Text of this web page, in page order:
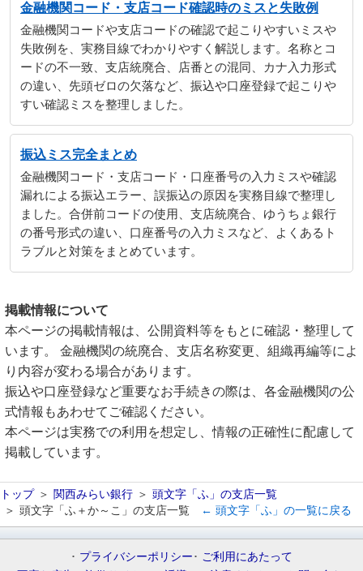
金融機関コード・支店コード確認時のミスと失敗例
金融機関コードや支店コードの確認で起こりやすいミスや
失敗例を、実務目線でわかりやすく解説します。名称とコ
ードの不一致、支店統廃合、店番との混同、カナ入力形式
の違い、先頭ゼロの欠落など、振込や口座登録で起こりや
すい確認ミスを整理しました。
振込ミス完全まとめ
金融機関コード・支店コード・口座番号の入力ミスや確認
漏れによる振込エラー、誤振込の原因を実務目線で整理し
ました。合併前コードの使用、支店統廃合、ゆうちょ銀行
の番号形式の違い、口座番号の入力ミスなど、よくあるト
ラブルと対策をまとめています。
掲載情報について
本ページの掲載情報は、公開資料等をもとに確認・整理して
います。 金融機関の統廃合、支店名称変更、組織再編等によ
り内容が変わる場合があります。
振込や口座登録など重要なお手続きの際は、各金融機関の公
式情報もあわせてご確認ください。
本ページは実務での利用を想定し、情報の正確性に配慮して
掲載しています。
トップ 関西みらい銀行
頭文字「ふ」の支店一覧
頭文字「ふ＋か～こ」の支店一覧
← 頭文字「ふ」の一覧に戻る
プライバシーポリシー
ご利用にあたって